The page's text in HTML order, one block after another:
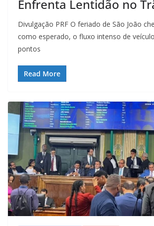
Enfrenta Lentidão no
Divulgação PRF O feriado de São João
como esperado, o fluxo intenso de
pontos
Read More